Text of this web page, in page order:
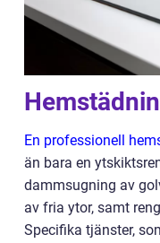
En professionell
än bara en
dammsugning av
av fria ytor, samt
Specifika tjänster,